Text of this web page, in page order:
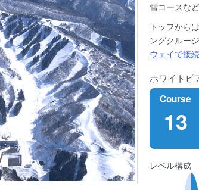
雪コースな
トップから
ングクルー
ウェイで接続
ホワイトピ
Course
13
レベル構成